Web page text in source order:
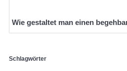
Wie gestaltet man einen
Schlagwörter